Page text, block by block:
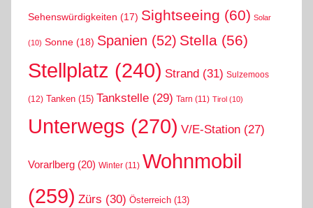
Sehenswürdigkeiten (17) Sightseeing (60) Solar
(10) Sonne (18) Spanien (52) Stella (56)
Stellplatz (240) Strand (31) Sulzemoos
(12) Tanken (15) Tankstelle (29) Tarn (11) Tirol (10)
Unterwegs (270) V/E-Station (27)
Vorarlberg (20) Winter (11) Wohnmobil
(259) Zürs (30) Österreich (13)